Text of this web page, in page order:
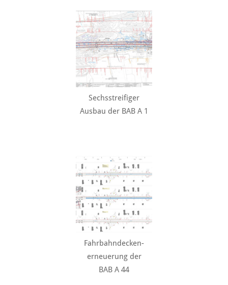
Sechsstreifiger
Ausbau der BAB A 1
Fahrbahndecken-
erneuerung der
BAB A 44